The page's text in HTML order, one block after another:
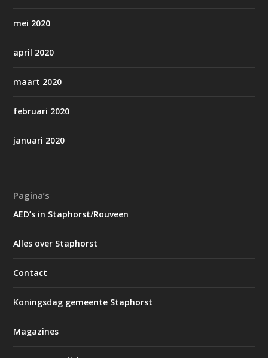
mei 2020
april 2020
maart 2020
februari 2020
januari 2020
Pagina’s
AED’s in Staphorst/Rouveen
Alles over Staphorst
Contact
Koningsdag gemeente Staphorst
Magazines